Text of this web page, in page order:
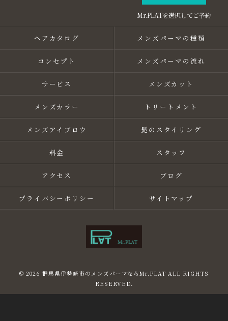
ヘアカタログ メンズパーマの種類
コンセプト メンズパーマの流れ
サービス メンズカット
メンズカラー トリートメント
メンズアイブロウ 髭のスタイリング
料金 スタッフ
アクセス ブログ
プライバシーポリシー サイトマップ
© 2026 群馬県伊勢崎市のメンズパーマならMr.PLAT ALL RIGHTS
RESERVED.